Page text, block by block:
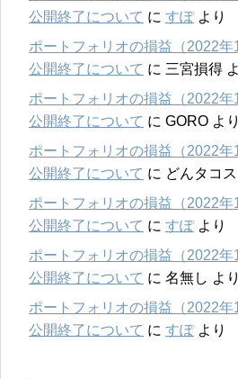
公開終了について に すぽより
ポートフォリオの損益（2022
公開終了について に 三宮損得
ポートフォリオの損益（2022
公開終了について に GORO より
ポートフォリオの損益（2022
公開終了について に どんタコス
ポートフォリオの損益（2022
公開終了について に すぽより
ポートフォリオの損益（2022
公開終了について に 名無し より
ポートフォリオの損益（2022
公開終了について に すぽより